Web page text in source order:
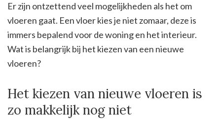
Er zijn ontzettend veel mogelijkheden als het om
vloeren gaat. Een vloer kies je niet zomaar, deze is
immers bepalend voor de woning en het interieur.
Wat is belangrijk bij het kiezen van een nieuwe
vloeren?
Het kiezen van nieuwe vloeren is
zo makkelijk nog niet